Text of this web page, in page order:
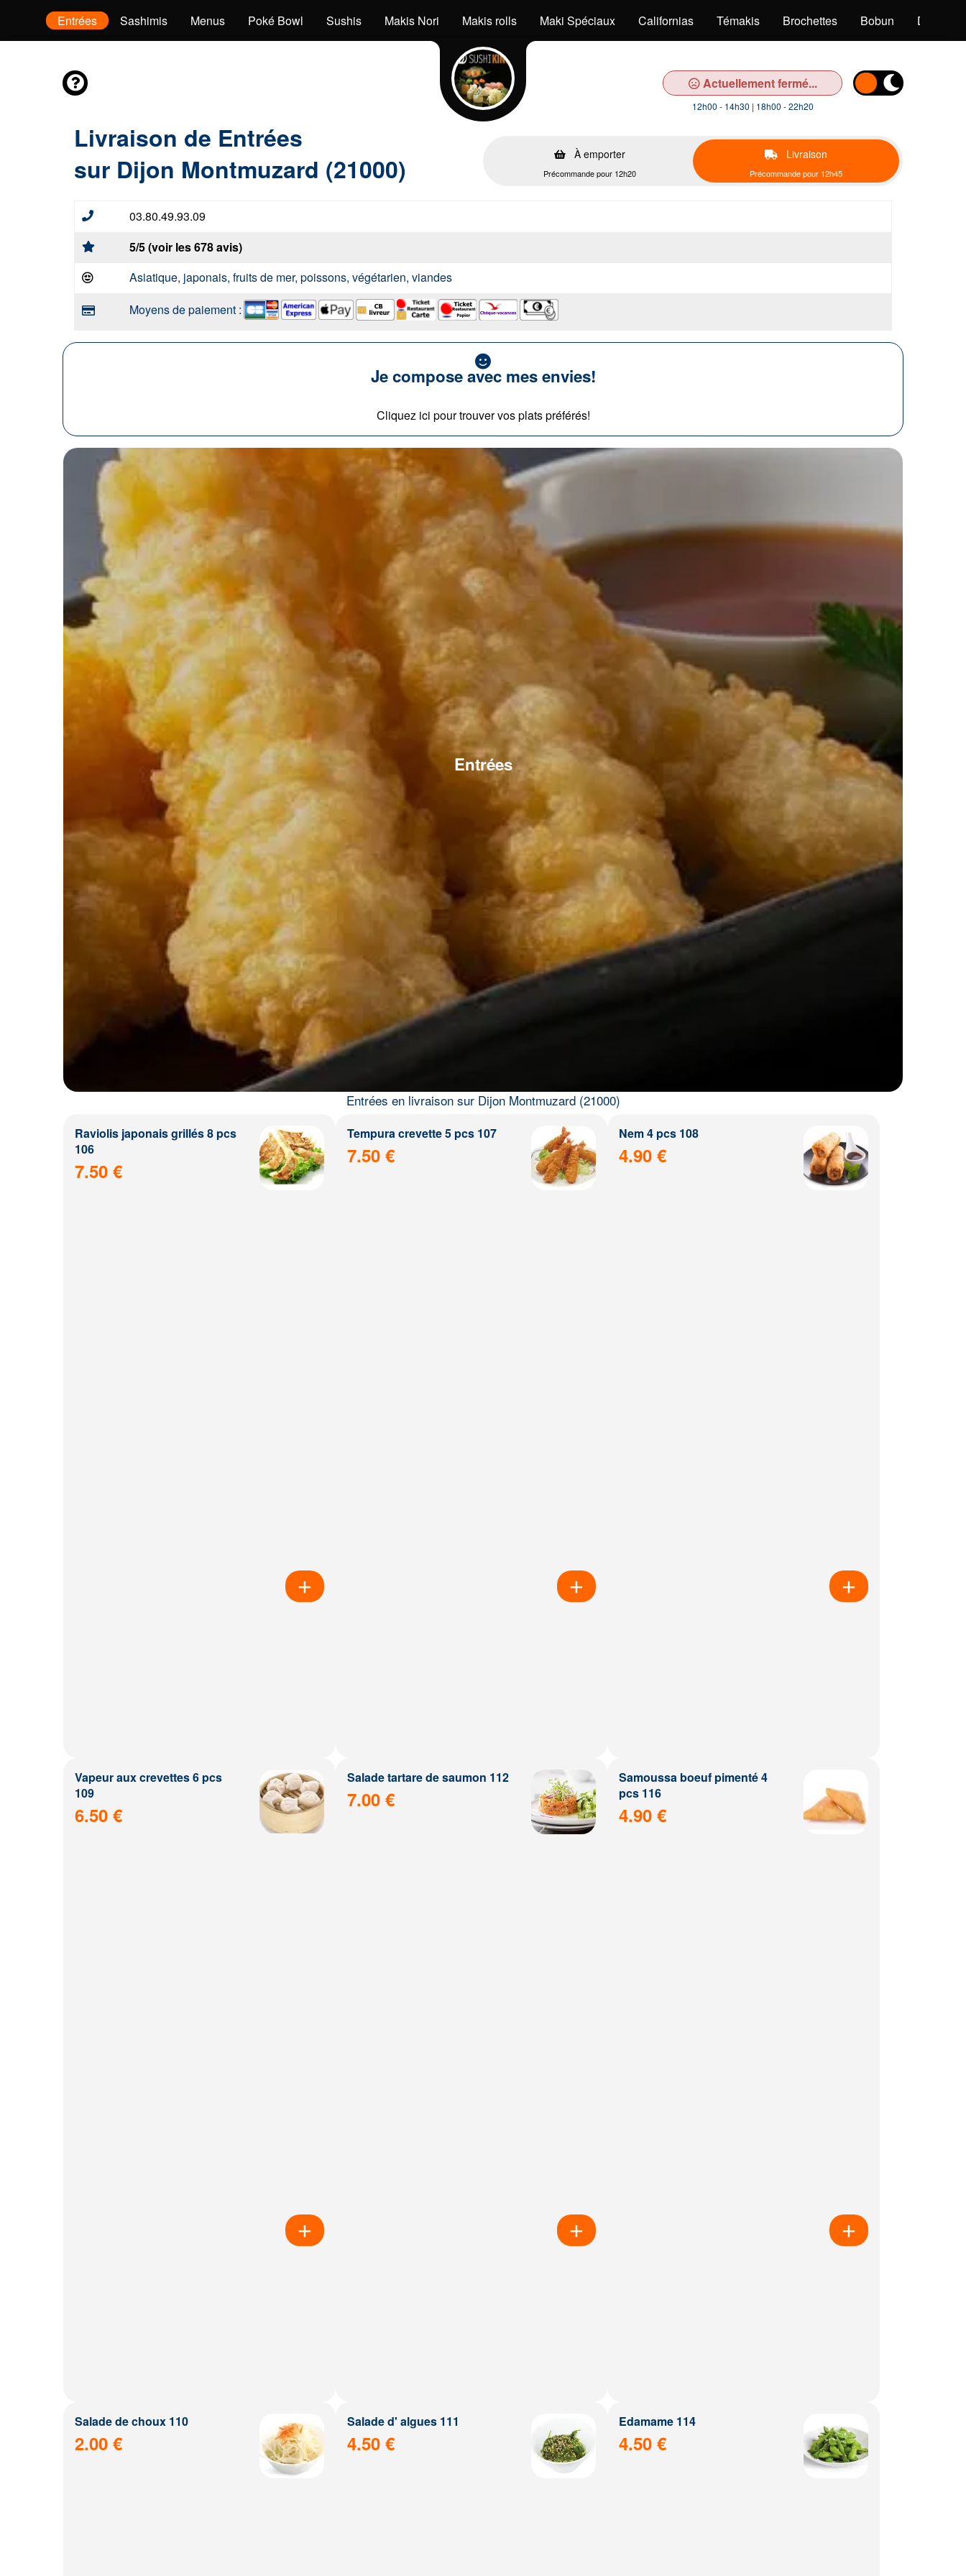
Entrées Sashimis Menus Poké Bowl Sushis Makis Nori Makis rolls Maki Spéciaux Californias Témakis Brochettes Bobun Desserts
Actuellement fermé...
12h00 - 14h30 | 18h00 - 22h20
Livraison de Entrées
sur Dijon Montmuzard (21000)
À emporter
Précommande pour 12h20
Livraison
Précommande pour 12h45
03.80.49.93.09
5/5 (voir les 678 avis)
Asiatique, japonais, fruits de mer, poissons, végétarien, viandes
Moyens de paiement :
Je compose avec mes envies!
Cliquez ici pour trouver vos plats préférés!
Entrées
Entrées en livraison sur Dijon Montmuzard (21000)
Raviolis japonais grillés 8 pcs
106
7.50 €
Tempura crevette 5 pcs 107
7.50 €
Nem 4 pcs 108
4.90 €
Vapeur aux crevettes 6 pcs
109
6.50 €
Salade tartare de saumon 112
7.00 €
Samoussa boeuf pimenté 4
pcs 116
4.90 €
Salade de choux 110
2.00 €
Salade d' algues 111
4.50 €
Edamame 114
4.50 €